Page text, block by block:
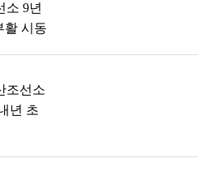
소 9년
활 시동
조선소
년 초